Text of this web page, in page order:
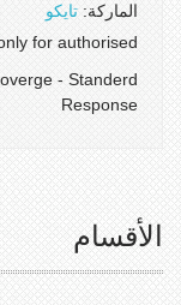
الماركة: تايكو
for authorised
- Standerd
Response
الأقسام